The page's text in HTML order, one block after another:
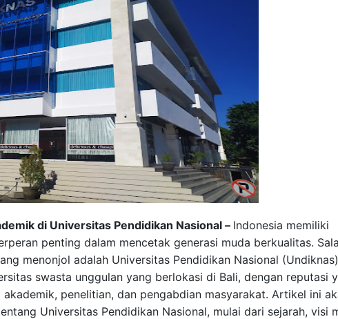
di Universitas Pendidikan Nasional – Indonesia memiliki
penting dalam mencetak generasi muda berkualitas.
menonjol adalah Universitas Pendidikan Nasional
swasta unggulan yang berlokasi di Bali, dengan reputasi
penelitian, dan pengabdian masyarakat. Artikel ini
Universitas Pendidikan Nasional, mulai dari sejarah, visi